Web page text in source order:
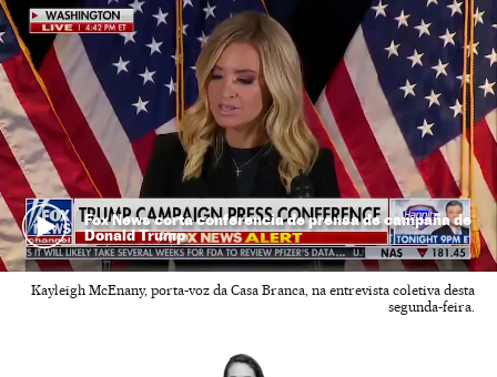
Fox News corta conferencia de prensa de campaña de
Donald Trump
Kayleigh McEnany, porta-voz da Casa Branca, na entrevista coletiva desta
segunda-feira.